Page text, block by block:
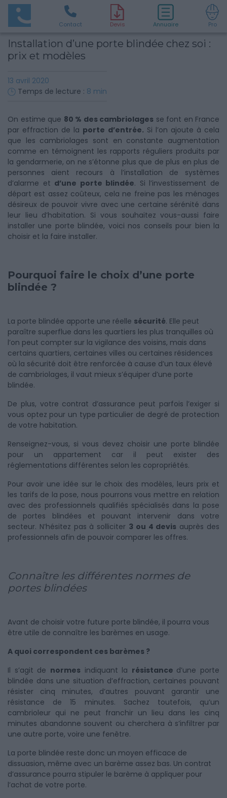
Contact Devis Annuaire Pro
Installation d’une porte blindée chez soi :
prix et modèles
13 avril 2020
Temps de lecture : 8 min
On estime que 80 % des cambriolages se font en France
par effraction de la porte d’entrée. Si l’on ajoute à cela
que les cambriolages sont en constante augmentation
comme en témoignent les rapports réguliers produits par
la gendarmerie, on ne s’étonne plus que de plus en plus de
personnes aient recours à l’installation de systèmes
d’alarme et d’une porte blindée. Si l’investissement de
départ est assez coûteux, cela ne freine pas les ménages
désireux de pouvoir vivre avec une certaine sérénité dans
leur lieu d’habitation. Si vous souhaitez vous-aussi faire
installer une porte blindée, voici nos conseils pour bien la
choisir et la faire installer.
Pourquoi faire le choix d’une porte
blindée ?
La porte blindée apporte une réelle sécurité. Elle peut
paraître superflue dans les quartiers les plus tranquilles où
l’on peut compter sur la vigilance des voisins, mais dans
certains quartiers, certaines villes ou certaines résidences
où la sécurité doit être renforcée à cause d’un taux élevé
de cambriolages, il vaut mieux s’équiper d’une porte
blindée.
De plus, votre contrat d’assurance peut parfois l’exiger si
vous optez pour un type particulier de degré de protection
de votre habitation.
Renseignez-vous, si vous devez choisir une porte blindée
pour un appartement car il peut exister des
réglementations différentes selon les copropriétés.
Pour avoir une idée sur le choix des modèles, leurs prix et
les tarifs de la pose, nous pourrons vous mettre en relation
avec des professionnels qualifiés spécialisés dans la pose
de portes blindées et pouvant intervenir dans votre
secteur. N’hésitez pas à solliciter 3 ou 4 devis auprès des
professionnels afin de pouvoir comparer les offres.
Connaître les différentes normes de
portes blindées
Avant de choisir votre future porte blindée, il pourra vous
être utile de connaître les barèmes en usage.
A quoi correspondent ces barèmes ?
Il s’agit de normes indiquant la résistance d’une porte
blindée dans une situation d’effraction, certaines pouvant
résister cinq minutes, d’autres pouvant garantir une
résistance de 15 minutes. Sachez toutefois, qu’un
cambrioleur qui ne peut franchir un lieu dans les cinq
minutes abandonne souvent ou cherchera à s’infiltrer par
une autre porte, voire une fenêtre.
La porte blindée reste donc un moyen efficace de
dissuasion, même avec un barème assez bas. Un contrat
d’assurance pourra stipuler le barème à appliquer pour
l’achat de votre porte.